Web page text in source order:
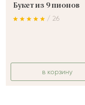
Букет из 9 пионов
/ 26
в корзину